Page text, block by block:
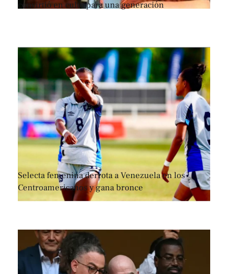
convirtió en culto para una generación
Selecta femenina derrota a Venezuela en los
Centroamericanos y gana bronce